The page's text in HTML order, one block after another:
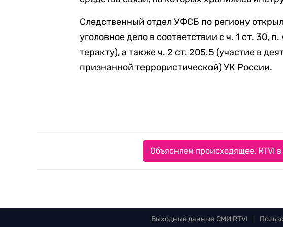
Следственный отдел УФСБ по региону
уголовное дело в соответствии с ч. 1 ст. 30,
теракту), а также ч. 2 ст. 205.5 (участие в
признанной террористической) УК России.
Объясняем происходящее. RTVI в
Выходные данные СМИ RTVI